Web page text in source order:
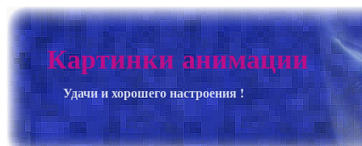
Картинки анимации
Удачи и хорошего настроения !